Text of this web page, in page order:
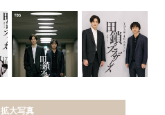
拡大写真